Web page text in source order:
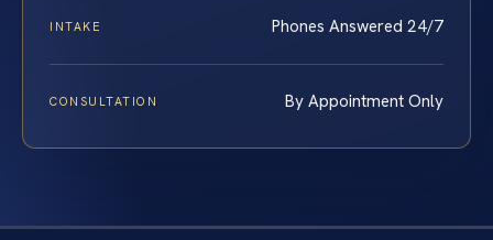
INTAKE Phones Answered 24/7
CONSULTATION By Appointment Only